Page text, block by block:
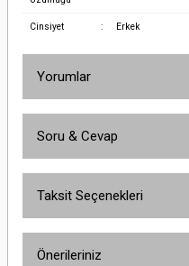
Cinsiyet : Erkek
Yorumlar
Soru & Cevap
Taksit Seçenekleri
Önerileriniz